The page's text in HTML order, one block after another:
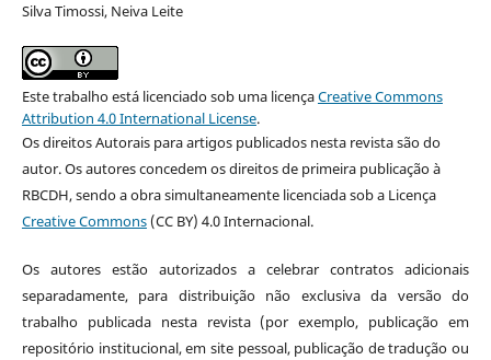
Silva Timossi, Neiva Leite
Este trabalho está licenciado sob uma licençaCreative Commons
Attribution 4.0 International License.
Os direitos Autorais para artigos publicados nesta revista são do
autor. Os autores concedem os direitos de primeira publicação à
RBCDH, sendo a obra simultaneamente licenciada sob a Licença
Creative Commons(CC BY) 4.0 Internacional.
Os autores estão autorizados a celebrar contratos adicionais
separadamente, para distribuição não exclusiva da versão do
trabalho publicada nesta revista (por exemplo, publicação em
repositório institucional, em site pessoal, publicação de tradução ou